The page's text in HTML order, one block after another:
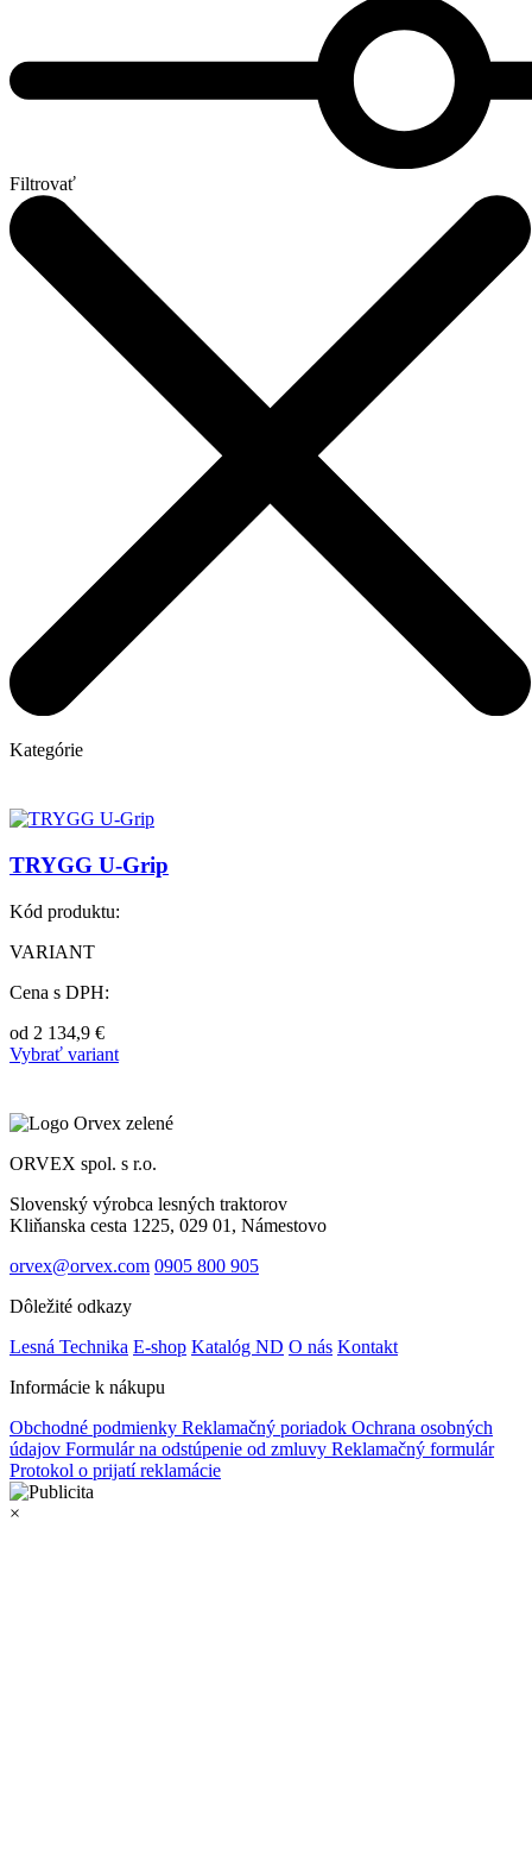
Filtrovať
Kategórie
TRYGG U-Grip
Kód produktu:
VARIANT
Cena s DPH:
od 2 134,9 €
Vybrať variant
ORVEX spol. s r.o.
Slovenský výrobca lesných traktorov
Kliňanska cesta 1225, 029 01, Námestovo
orvex@orvex.com 0905 800 905
Dôležité odkazy
Lesná Technika E-shop Katalóg ND O nás Kontakt
Informácie k nákupu
Obchodné podmienky Reklamačný poriadok Ochrana osobných
údajov Formulár na odstúpenie od zmluvy Reklamačný formulár
Protokol o prijatí reklamácie
×